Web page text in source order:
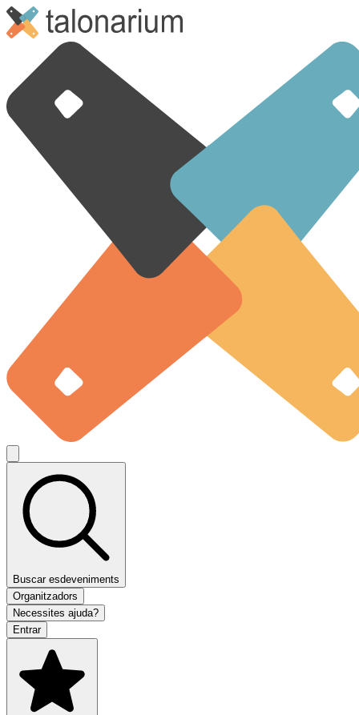
Buscar esdeveniments
Organitzadors
Necessites ajuda?
Entrar